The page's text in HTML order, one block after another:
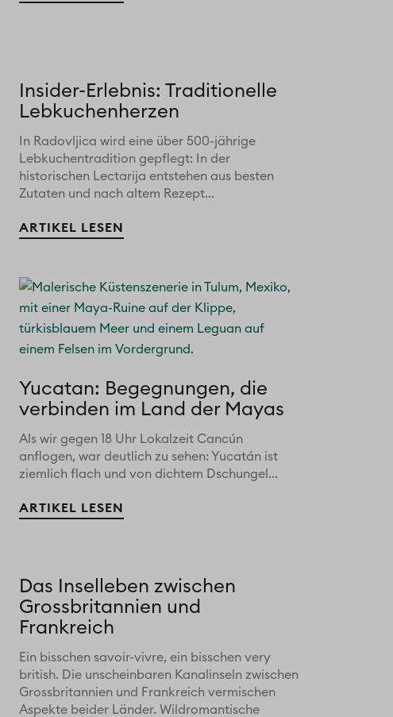
Insider-Erlebnis: Traditionelle
Lebkuchenherzen
In Radovljica wird eine über 500-jährige
Lebkuchentradition gepflegt: In der
historischen Lectarija entstehen aus besten
Zutaten und nach altem Rezept...
ARTIKEL LESEN
Yucatan: Begegnungen, die
verbinden im Land der Mayas
Als wir gegen 18 Uhr Lokalzeit Cancún
anflogen, war deutlich zu sehen: Yucatán ist
ziemlich flach und von dichtem Dschungel...
ARTIKEL LESEN
Das Inselleben zwischen
Grossbritannien und
Frankreich
Ein bisschen savoir-vivre, ein bisschen very
british. Die unscheinbaren Kanalinseln zwischen
Grossbritannien und Frankreich vermischen
Aspekte beider Länder. Wildromantische